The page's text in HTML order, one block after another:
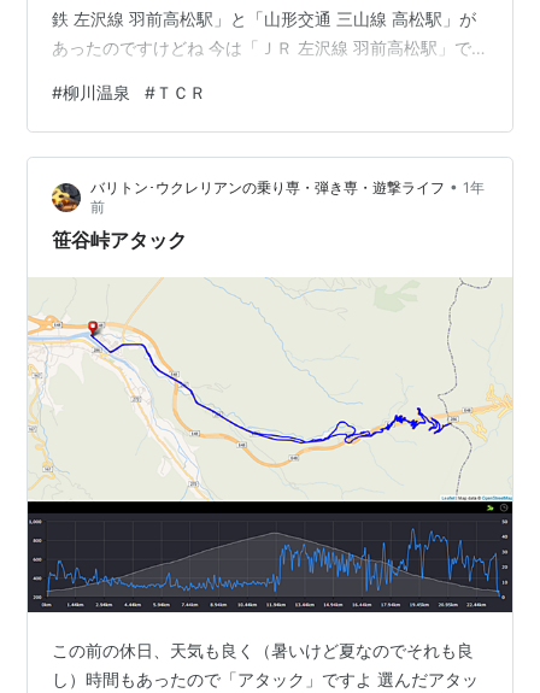
鉄 左沢線 羽前高松駅」と「山形交通 三山線 高松駅」が
あったのですけどね 今は「ＪＲ 左沢線 羽前高松駅」で
す どこに行こうか乗りながら考えたんですけどね、 まず
は一山超えて西川町に行って、、 そこからまた一山超え
て大江町に行って、、 時間も無いので、柳川温泉まで行
くことにしました ハイ、到着 大江町の奥地で結構山の中
なんですけど、標高は３００ｍ以下で意外と低いです 西
川町との町境峠の方が…
#柳川温泉 #ＴＣＲ
バリトン･ウクレリアンの乗り専・弾き専・遊撃ライフ • 1年
前
笹谷峠アタック
この前の休日、天気も良く（暑いけど夏なのでそれも良
し）時間もあったので「アタック」ですよ 選んだアタッ